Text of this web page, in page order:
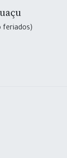
feriados)